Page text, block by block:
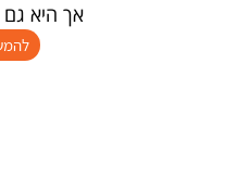
אך היא